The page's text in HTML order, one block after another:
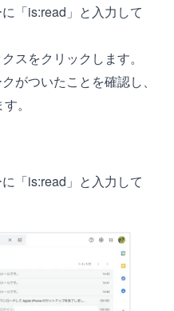
「is:read」と入力して
スをクリックします。
がついたことを確認し、
。
「is:read」と入力して